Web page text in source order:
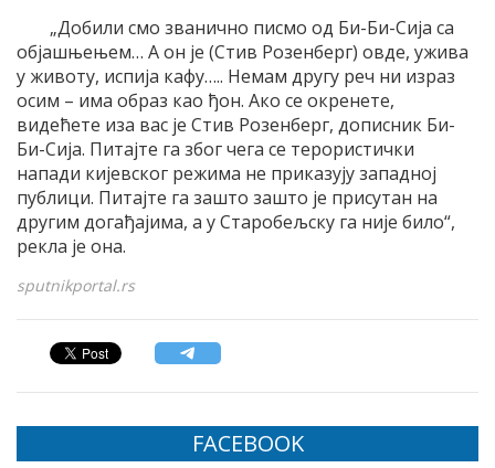
„Добили смо званично писмо од Би-Би-Сија са
објашњењем… А он је (Стив Розенберг) овде, ужива
у животу, испија кафу….. Немам другу реч ни израз
осим – има образ као ђон. Ако се окренете,
видећете иза вас је Стив Розенберг, дописник Би-
Би-Сија. Питајте га због чега се терористички
напади кијевског режима не приказују западној
публици. Питајте га зашто зашто је присутан на
другим догађајима, а у Старобељску га није било“,
рекла је она.
sputnikportal.rs
FACEBOOK